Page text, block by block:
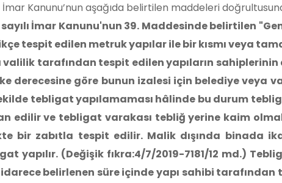
İmar Kanunu’nun aşağıda belirtilen maddeleri
sayılı İmar Kanunu'nun 39. Maddesinde belirtilen
tespit edilen metruk yapılar ile bir kısmı veya
valilik tarafından tespit edilen yapıların
derecesine göre bunun izalesi için belediye veya
tebligat yapılamaması hâlinde bu durum
edilir ve tebligat varakası tebliğ yerine kaim
bir zabıtla tespit edilir. Malik dışında binada
yapılır. (Değişik fıkra:4/7/2019-7181/12 md.)
belirlenen süre içinde yapı sahibi